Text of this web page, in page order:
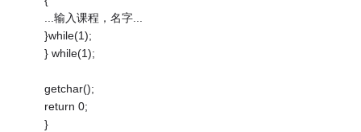
...输入课程，名字...
}while(1);
} while(1);
getchar();
return 0;
}